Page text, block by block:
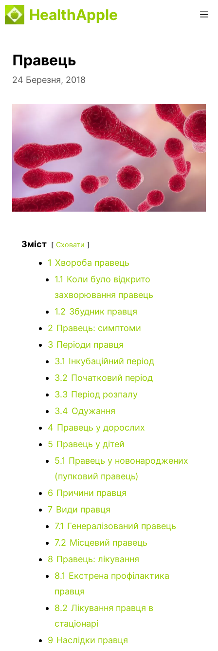
Перейти
до
HealthApple
Правець
24 Березня, 2018
Зміст Сховати
1 Хвороба правець
1.1 Коли було відкрито
захворювання правець
1.2 Збудник правця
2 Правець: симптоми
3 Періоди правця
3.1 Інкубаційний період
3.2 Початковий період
3.3 Період розпалу
3.4 Одужання
4 Правець у дорослих
5 Правець у дітей
5.1 Правець у новонароджених
(пупковий правець)
6 Причини правця
7 Види правця
7.1 Генералізований правець
7.2 Місцевий правець
8 Правець: лікування
8.1 Екстрена профілактика
правця
8.2 Лікування правця в
стаціонарі
9 Наслідки правця